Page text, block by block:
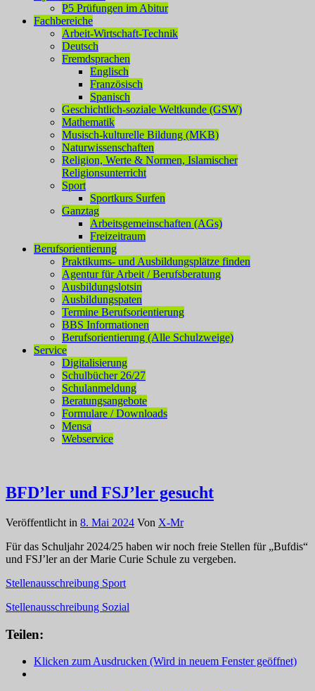
P5 Prüfungen im Abitur
Fachbereiche
Arbeit-Wirtschaft-Technik
Deutsch
Fremdsprachen
Englisch
Französisch
Spanisch
Geschichtlich-soziale Weltkunde (GSW)
Mathematik
Musisch-kulturelle Bildung (MKB)
Naturwissenschaften
Religion, Werte & Normen, Islamischer
Religionsunterricht
Sport
Sportkurs Surfen
Ganztag
Arbeitsgemeinschaften (AGs)
Freizeitraum
Berufsorientierung
Praktikums- und Ausbildungsplätze finden
Agentur für Arbeit / Berufsberatung
Ausbildungslotsin
Ausbildungspaten
Termine Berufsorientierung
BBS Informationen
Berufsorientierung (Alle Schulzweige)
Service
Digitalisierung
Schulbücher 26/27
Schulanmeldung
Beratungsangebote
Formulare / Downloads
Mensa
Webservice
BFD’ler und FSJ’ler gesucht
Veröffentlicht in 8. Mai 2024 Von X-Mr
Für das Schuljahr 2024/25 haben wir noch freie Stellen für „Bufdis“
und FSJ’ler an der Marie Curie Schule zu vergeben.
Stellenausschreibung Sport
Stellenausschreibung Sozial
Teilen:
Klicken zum Ausdrucken (Wird in neuem Fenster geöffnet)